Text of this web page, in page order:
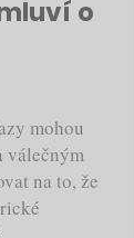
o
mohou
válečným
na to, že